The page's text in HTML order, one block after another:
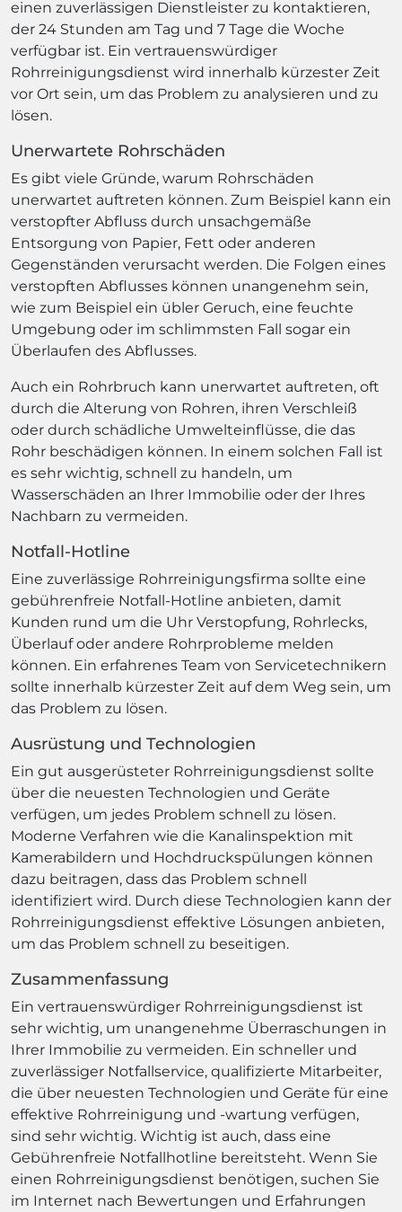
einen zuverlässigen Dienstleister zu kontaktieren,
der 24 Stunden am Tag und 7 Tage die Woche
verfügbar ist. Ein vertrauenswürdiger
Rohrreinigungsdienst wird innerhalb kürzester Zeit
vor Ort sein, um das Problem zu analysieren und zu
lösen.
Unerwartete Rohrschäden
Es gibt viele Gründe, warum Rohrschäden
unerwartet auftreten können. Zum Beispiel kann ein
verstopfter Abfluss durch unsachgemäße
Entsorgung von Papier, Fett oder anderen
Gegenständen verursacht werden. Die Folgen eines
verstopften Abflusses können unangenehm sein,
wie zum Beispiel ein übler Geruch, eine feuchte
Umgebung oder im schlimmsten Fall sogar ein
Überlaufen des Abflusses.
Auch ein Rohrbruch kann unerwartet auftreten, oft
durch die Alterung von Rohren, ihren Verschleiß
oder durch schädliche Umwelteinflüsse, die das
Rohr beschädigen können. In einem solchen Fall ist
es sehr wichtig, schnell zu handeln, um
Wasserschäden an Ihrer Immobilie oder der Ihres
Nachbarn zu vermeiden.
Notfall-Hotline
Eine zuverlässige Rohrreinigungsfirma sollte eine
gebührenfreie Notfall-Hotline anbieten, damit
Kunden rund um die Uhr Verstopfung, Rohrlecks,
Überlauf oder andere Rohrprobleme melden
können. Ein erfahrenes Team von Servicetechnikern
sollte innerhalb kürzester Zeit auf dem Weg sein, um
das Problem zu lösen.
Ausrüstung und Technologien
Ein gut ausgerüsteter Rohrreinigungsdienst sollte
über die neuesten Technologien und Geräte
verfügen, um jedes Problem schnell zu lösen.
Moderne Verfahren wie die Kanalinspektion mit
Kamerabildern und Hochdruckspülungen können
dazu beitragen, dass das Problem schnell
identifiziert wird. Durch diese Technologien kann der
Rohrreinigungsdienst effektive Lösungen anbieten,
um das Problem schnell zu beseitigen.
Zusammenfassung
Ein vertrauenswürdiger Rohrreinigungsdienst ist
sehr wichtig, um unangenehme Überraschungen in
Ihrer Immobilie zu vermeiden. Ein schneller und
zuverlässiger Notfallservice, qualifizierte Mitarbeiter,
die über neuesten Technologien und Geräte für eine
effektive Rohrreinigung und -wartung verfügen,
sind sehr wichtig. Wichtig ist auch, dass eine
Gebührenfreie Notfallhotline bereitsteht. Wenn Sie
einen Rohrreinigungsdienst benötigen, suchen Sie
im Internet nach Bewertungen und Erfahrungen